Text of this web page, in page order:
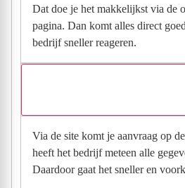
Dat doe je het makkelijkst via de
pagina. Dan komt alles direct
bedrijf sneller reageren.
Via de site komt je aanvraag op
heeft het bedrijf meteen alle
Daardoor gaat het sneller en